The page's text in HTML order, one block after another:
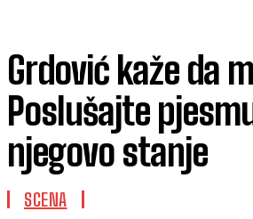
Grdović kaže da
Poslušajte
njegovo stanje
SCENA